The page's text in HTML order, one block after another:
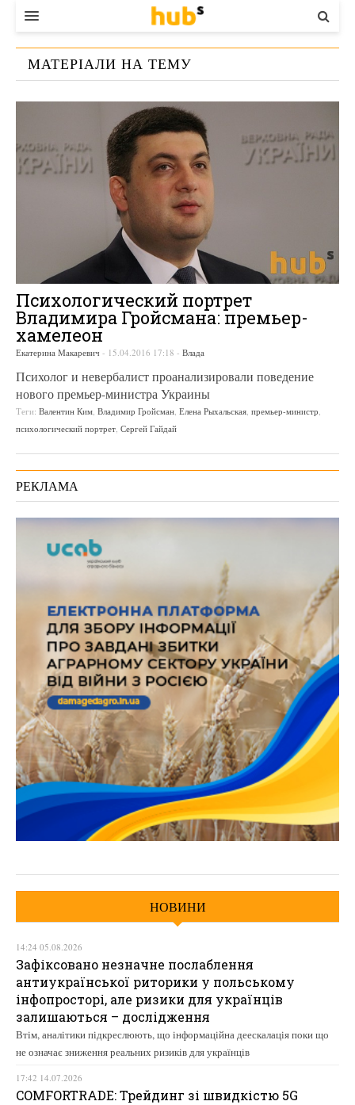
ВЛАДА
ЕКОНОМІКА
СТАРТЕР
КОНТАКТИ
МАТЕРІАЛИ НА ТЕМУ
Психологический портрет
Владимира Гройсмана: премьер-
хамелеон
Екатерина Макаревич - 15.04.2016 17:18 - Влада
Психолог и невербалист проанализировали поведение
нового премьер-министра Украины
Теги: Валентин Ким Владимир Гройсман Елена Рыхальская премьер-министр
психологический портрет Сергей Гайдай
РЕКЛАМА
НОВИНИ
14:24 05.08.2026
Зафіксовано незначне послаблення
антиукраїнської риторики у польському
інфопросторі, але ризики для українців
залишаються – дослідження
Втім, аналітики підкреслюють, що інформаційна деескалація поки що
не означає зниження реальних ризиків для українців
17:42 14.07.2026
COMFORTRADE: Трейдинг зі швидкістю 5G